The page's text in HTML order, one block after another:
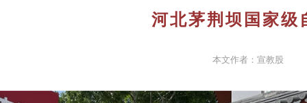
题摄
河北茅荆坝国家级
本文作者：宣教股